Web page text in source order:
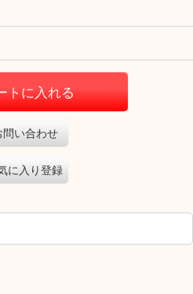
トに入れる
問い合わせ
に入り登録